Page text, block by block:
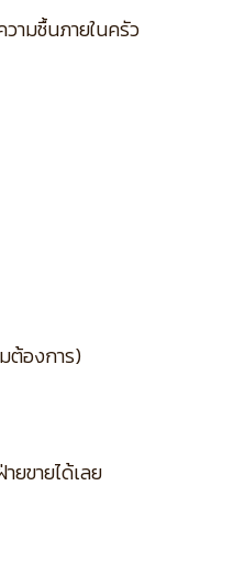
ามชื้นภายในครัว
ต้องการ)
ขายได้เลย